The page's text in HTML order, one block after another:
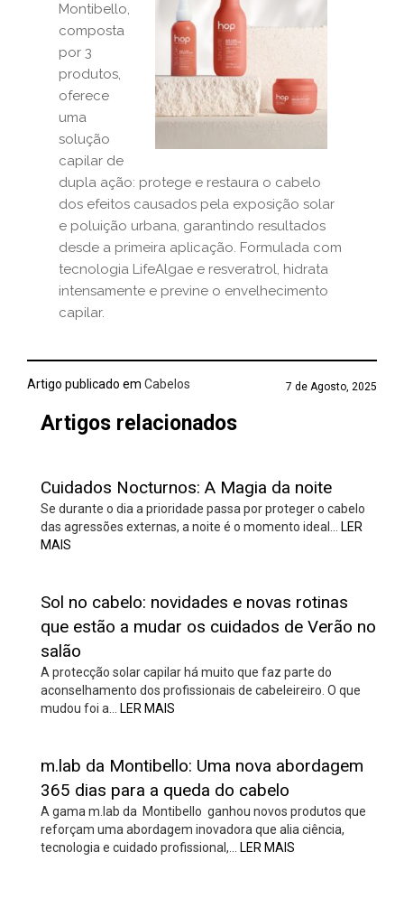
Montibello,
composta
por 3
produtos,
oferece
uma
solução
capilar de
dupla ação: protege e restaura o cabelo
dos efeitos causados pela exposição solar
e poluição urbana, garantindo resultados
desde a primeira aplicação. Formulada com
tecnologia LifeAlgae e resveratrol, hidrata
intensamente e previne o envelhecimento
capilar.
Artigo publicado em Cabelos 7 de Agosto, 2025
Artigos relacionados
Cuidados Nocturnos: A Magia da noite
Se durante o dia a prioridade passa por proteger o cabelo
das agressões externas, a noite é o momento ideal…
LER
MAIS
Sol no cabelo: novidades e novas rotinas
que estão a mudar os cuidados de Verão no
salão
A protecção solar capilar há muito que faz parte do
aconselhamento dos profissionais de cabeleireiro. O que
mudou foi a…
LER MAIS
m.lab da Montibello: Uma nova abordagem
365 dias para a queda do cabelo
A gama m.lab da Montibello ganhou novos produtos que
reforçam uma abordagem inovadora que alia ciência,
tecnologia e cuidado profissional,…
LER MAIS